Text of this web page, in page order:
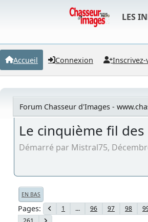
LES
Accueil Connexion Inscrivez-
Forum Chasseur d'Images -
Le cinquième fil
Démarré par Mistral75,
EN BAS
Pages 1 ... 96 97 98